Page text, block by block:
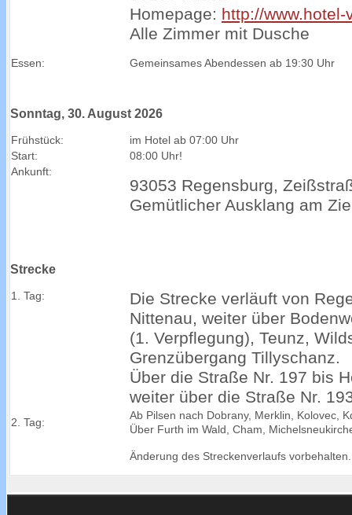
Homepage: http://
Alle Zimmer mit Dusche
Essen: Gemeinsames Abendessen ab 19:30 Uhr
Sonntag, 30. August 2026
Frühstück:
im Hotel ab 07:00 Uhr
Start:
08:00 Uhr!
Ankunft:
93053 Regensburg,
Gemütlicher Ausklang am
Strecke
1. Tag:
Die Strecke verläuft von
Nittenau, weiter über
(1. Verpflegung), Teunz,
Grenzübergang Tillyschanz.
Über die Straße Nr. 197 bis
weiter über die Straße Nr.
2. Tag:
Ab Pilsen nach Dobrany, Merklin, Kolovec,
Über Furth im Wald, Cham,
Änderung des Streckenverlaufs vorbehalten.